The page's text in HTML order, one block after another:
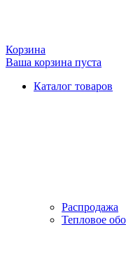
Корзина
Ваша корзина пуста
Каталог товаров
Распродажа
Тепловое